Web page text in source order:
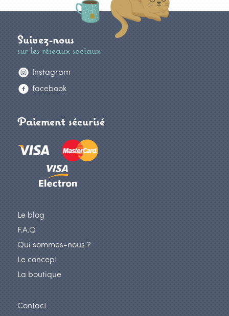
Suivez-nous
sur les réseaux sociaux
Instagram
facebook
Paiement sécurisé
Le blog
F.A.Q
Qui sommes-nous ?
Le concept
La boutique
Contact